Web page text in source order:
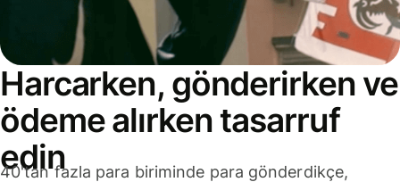
Harcarken, gönderirken ve
ödeme alırken tasarruf
edin
40'tan fazla para biriminde para gönderdikçe,